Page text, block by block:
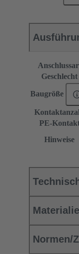
Geschlecht
Baugröße
PE-
Hinweise
Normen/